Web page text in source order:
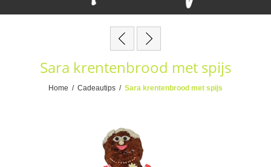
Sara krentenbrood met spijs
Home / Cadeautips / Sara krentenbrood met spijs